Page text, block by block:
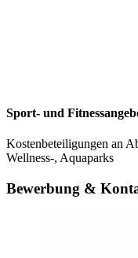
Sport- und
Kostenbeteiligungen an
Wellness-, Aquaparks
Bewerbung &